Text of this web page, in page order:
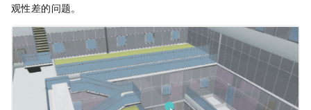
观性差的问题。